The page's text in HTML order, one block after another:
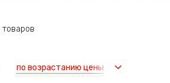
товаров
по возрастанию цены